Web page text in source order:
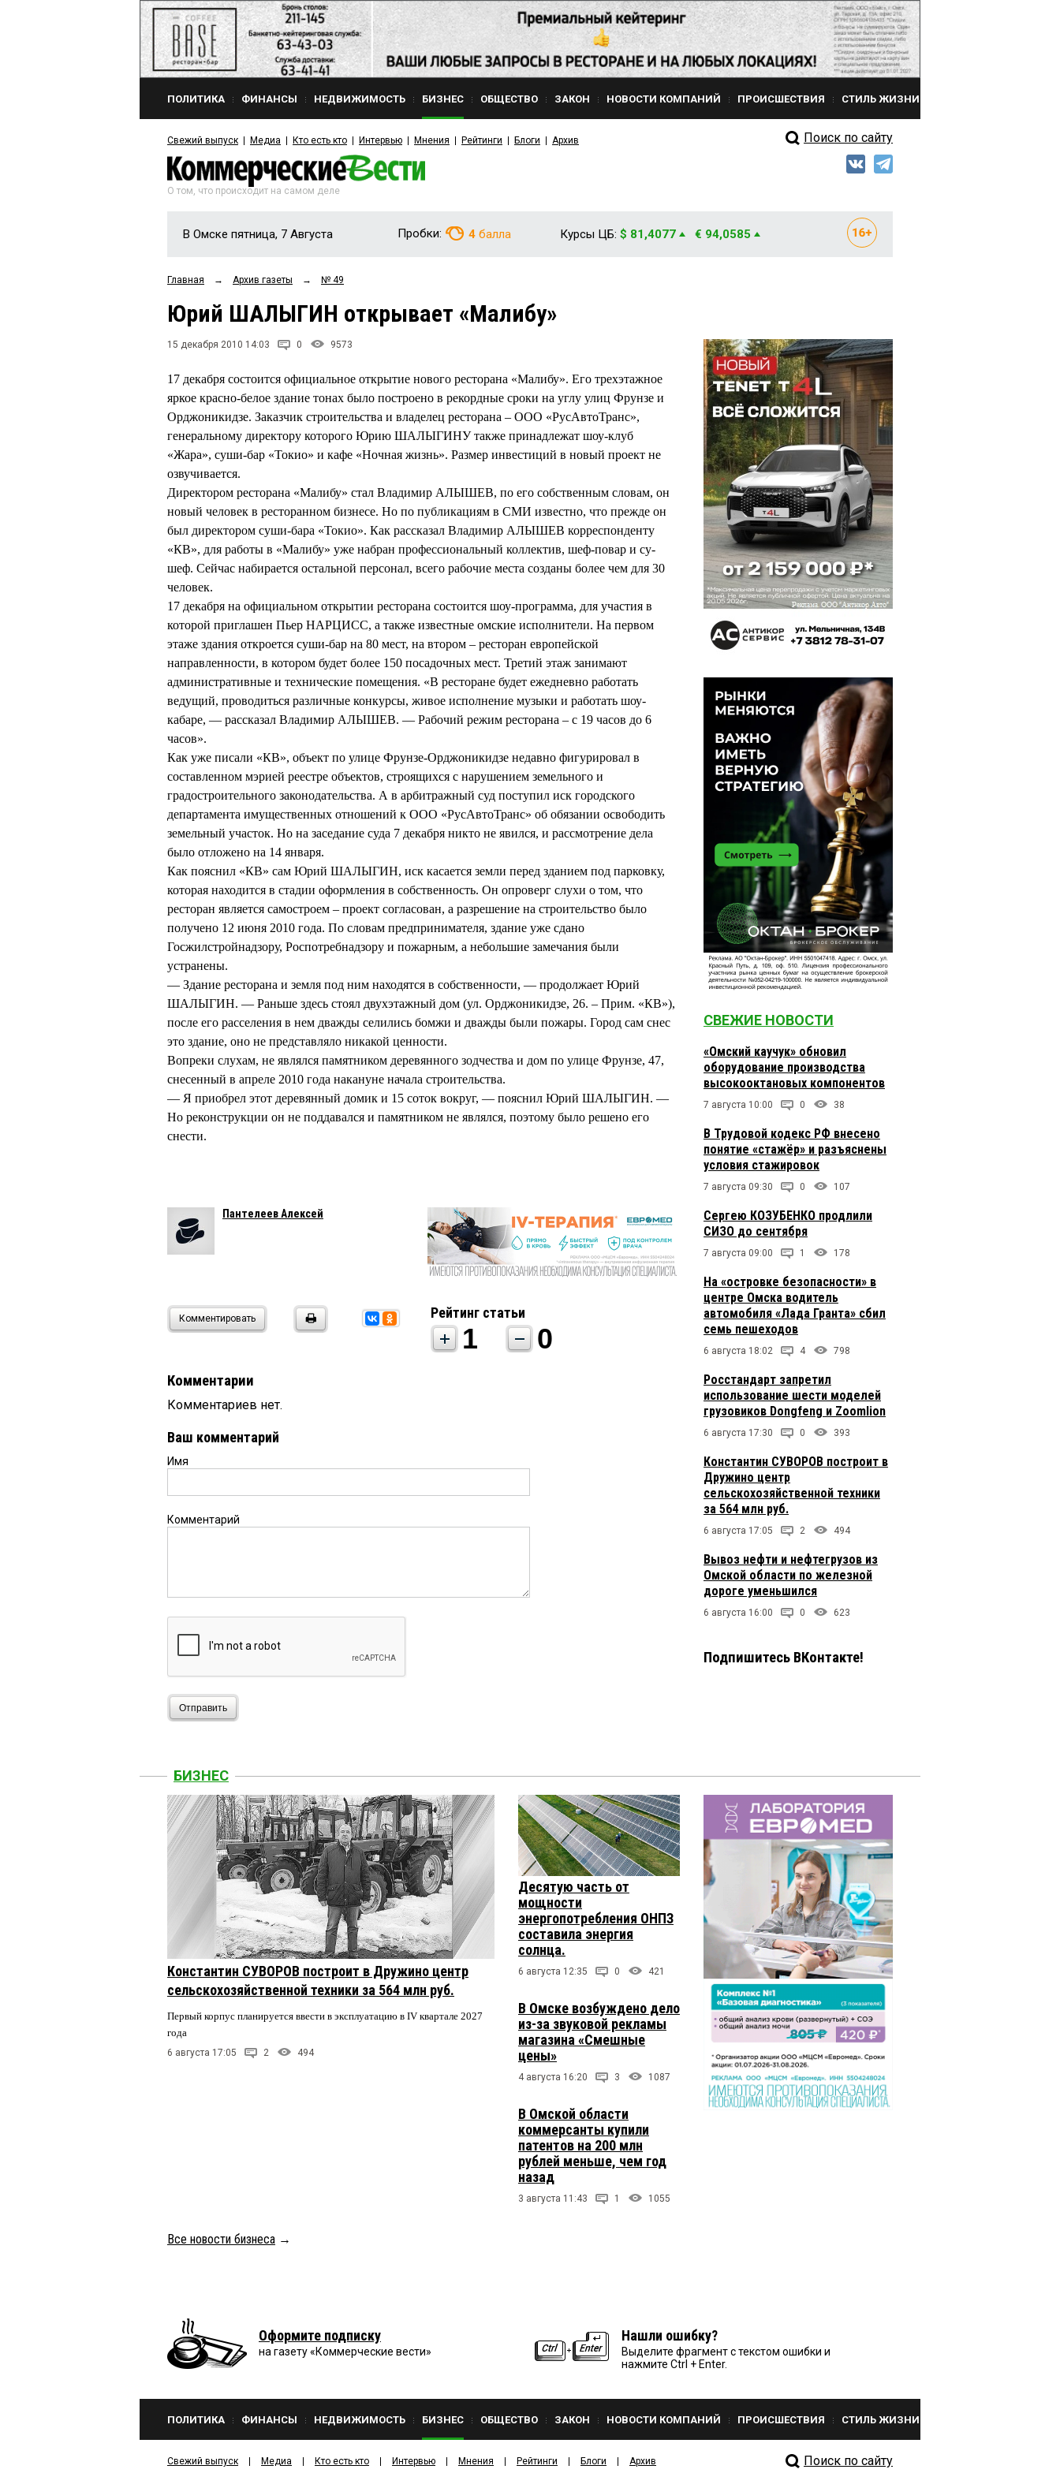
ПОЛИТИКА ФИНАНСЫ НЕДВИЖИМОСТЬ БИЗНЕС ОБЩЕСТВО ЗАКОН НОВОСТИ КОМПАНИЙ ПРОИСШЕСТВИЯ СТИЛЬ ЖИЗНИ
Свежий выпуск Медиа Кто есть кто Интервью Мнения Рейтинги Блоги Архив Поиск по сайту
О том, что происходит на самом деле
В Омске пятница, 7 Августа Пробки: 4 балла Курсы ЦБ: $ 81,4077 € 94,0585
Главная → Архив газеты → № 49
Юрий ШАЛЫГИН открывает «Малибу»
15 декабря 2010 14:03 0 9573
17 декабря состоится официальное открытие нового ресторана «Малибу». Его трехэтажное
яркое красно-белое здание тонах было построено в рекордные сроки на углу улиц Фрунзе и
Орджоникидзе. Заказчик строительства и владелец ресторана – ООО «РусАвтоТранс»,
генеральному директору которого Юрию ШАЛЫГИНУ также принадлежат шоу-клуб
«Жара», суши-бар «Токио» и кафе «Ночная жизнь». Размер инвестиций в новый проект не
озвучивается.
Директором ресторана «Малибу» стал Владимир АЛЫШЕВ, по его собственным словам, он
новый человек в ресторанном бизнесе. Но по публикациям в СМИ известно, что прежде он
был директором суши-бара «Токио». Как рассказал Владимир АЛЫШЕВ корреспонденту
«КВ», для работы в «Малибу» уже набран профессиональный коллектив, шеф-повар и су-
шеф. Сейчас набирается остальной персонал, всего рабочие места созданы более чем для 30
человек.
17 декабря на официальном открытии ресторана состоится шоу-программа, для участия в
которой приглашен Пьер НАРЦИСС, а также известные омские исполнители. На первом
этаже здания откроется суши-бар на 80 мест, на втором – ресторан европейской
направленности, в котором будет более 150 посадочных мест. Третий этаж занимают
административные и технические помещения. «В ресторане будет ежедневно работать
ведущий, проводиться различные конкурсы, живое исполнение музыки и работать шоу-
кабаре, — рассказал Владимир АЛЫШЕВ. — Рабочий режим ресторана – с 19 часов до 6
часов».
Как уже писали «КВ», объект по улице Фрунзе-Орджоникидзе недавно фигурировал в
составленном мэрией реестре объектов, строящихся с нарушением земельного и
градостроительного законодательства. А в арбитражный суд поступил иск городского
департамента имущественных отношений к ООО «РусАвтоТранс» об обязании освободить
земельный участок. Но на заседание суда 7 декабря никто не явился, и рассмотрение дела
было отложено на 14 января.
Как пояснил «КВ» сам Юрий ШАЛЫГИН, иск касается земли перед зданием под парковку,
которая находится в стадии оформления в собственность. Он опроверг слухи о том, что
ресторан является самостроем – проект согласован, а разрешение на строительство было
получено 12 июня 2010 года. По словам предпринимателя, здание уже сдано
Госжилстройнадзору, Роспотребнадзору и пожарным, а небольшие замечания были
устранены.
— Здание ресторана и земля под ним находятся в собственности, — продолжает Юрий
ШАЛЫГИН. — Раньше здесь стоял двухэтажный дом (ул. Орджоникидзе, 26. – Прим. «КВ»),
после его расселения в нем дважды селились бомжи и дважды были пожары. Город сам снес
это здание, оно не представляло никакой ценности.
Вопреки слухам, не являлся памятником деревянного зодчества и дом по улице Фрунзе, 47,
снесенный в апреле 2010 года накануне начала строительства.
— Я приобрел этот деревянный домик и 15 соток вокруг, — пояснил Юрий ШАЛЫГИН. —
Но реконструкции он не поддавался и памятником не являлся, поэтому было решено его
снести.
Пантелеев Алексей
Комментировать Рейтинг статьи
1 0
Комментарии
Комментариев нет.
Ваш комментарий
Имя
Комментарий
Отправить
СВЕЖИЕ НОВОСТИ
«Омский каучук» обновил
оборудование производства
высокооктановых компонентов
7 августа 10:00 0 38
В Трудовой кодекс РФ внесено
понятие «стажёр» и разъяснены
условия стажировок
7 августа 09:30 0 107
Сергею КОЗУБЕНКО продлили
СИЗО до сентября
7 августа 09:00 1 178
На «островке безопасности» в
центре Омска водитель
автомобиля «Лада Гранта» сбил
семь пешеходов
6 августа 18:02 4 798
Росстандарт запретил
использование шести моделей
грузовиков Dongfeng и Zoomlion
6 августа 17:30 0 393
Константин СУВОРОВ построит в
Дружино центр
сельскохозяйственной техники
за 564 млн руб.
6 августа 17:05 2 494
Вывоз нефти и нефтегрузов из
Омской области по железной
дороге уменьшился
6 августа 16:00 0 623
Подпишитесь ВКонтакте!
БИЗНЕС
Константин СУВОРОВ построит в Дружино центр
сельскохозяйственной техники за 564 млн руб.
Первый корпус планируется ввести в эксплуатацию в IV квартале 2027
года
6 августа 17:05 2 494
Десятую часть от
мощности
энергопотребления ОНПЗ
составила энергия
солнца.
6 августа 12:35 0 421
В Омске возбуждено дело
из-за звуковой рекламы
магазина «Смешные
цены»
4 августа 16:20 3 1087
В Омской области
коммерсанты купили
патентов на 200 млн
рублей меньше, чем год
назад
3 августа 11:43 1 1055
Все новости бизнеса →
Оформите подписку
на газету «Коммерческие вести»
Нашли ошибку?
Выделите фрагмент с текстом ошибки и
нажмите Ctrl + Enter.
ПОЛИТИКА ФИНАНСЫ НЕДВИЖИМОСТЬ БИЗНЕС ОБЩЕСТВО ЗАКОН НОВОСТИ КОМПАНИЙ ПРОИСШЕСТВИЯ СТИЛЬ ЖИЗНИ
Свежий выпуск Медиа Кто есть кто Интервью Мнения Рейтинги Блоги Архив Поиск по сайту